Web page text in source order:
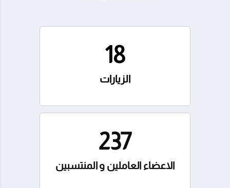
18
الزيارات
237
الاعضاء العاملين و المنتسبين